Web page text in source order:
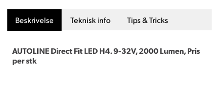
Beskrivelse Teknisk info Tips & Tricks
AUTOLINE Direct Fit LED H4. 9-32V, 2000 Lumen, Pris
per stk